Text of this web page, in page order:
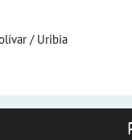
/ Uribia